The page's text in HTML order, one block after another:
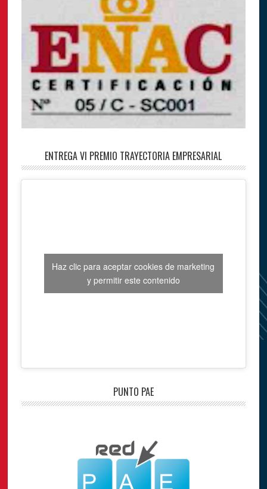
ENTREGA VI PREMIO TRAYECTORIA EMPRESARIAL
Haz clic para aceptar cookies de marketing
y permitir este contenido
PUNTO PAE